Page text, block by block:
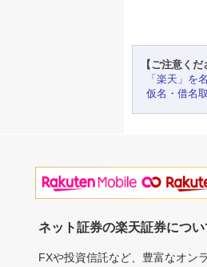
【ご注意くだ
「楽天」を
仮名・借名
ネット証券の楽天証券につ
FXや投資信託など、豊富なオン